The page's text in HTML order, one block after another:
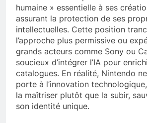
humaine » essentielle à ses
assurant la protection de ses
intellectuelles. Cette position
l’approche plus permissive ou
grands acteurs comme Sony ou
soucieux d’intégrer l’IA pour
catalogues. En réalité, Nintendo
porte à l’innovation
la maîtriser plutôt que la subir,
son identité unique.